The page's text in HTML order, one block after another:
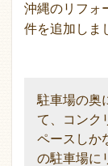
沖縄のリフォ
件を追加しま
駐車場の奥
て、コンク
ペースしか
の駐車場に